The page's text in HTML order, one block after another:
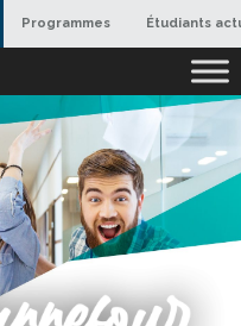
Programmes Étudiants